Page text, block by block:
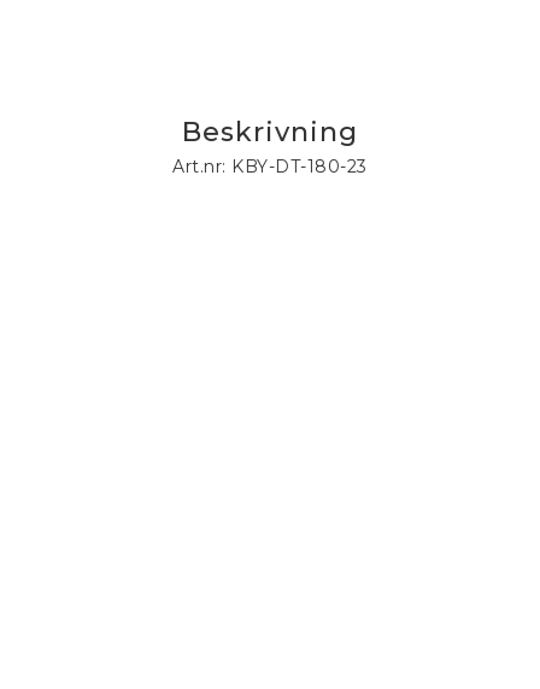
Beskrivning
Art.nr: KBY-DT-180-23